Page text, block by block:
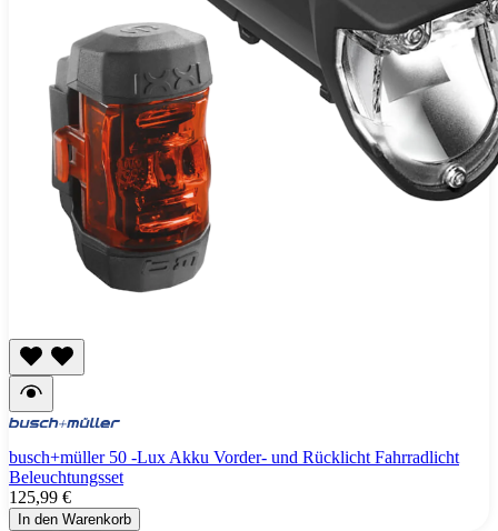
busch+müller 50 -Lux Akku Vorder- und Rücklicht Fahrradlicht
Beleuchtungsset
125,99 €
In den Warenkorb